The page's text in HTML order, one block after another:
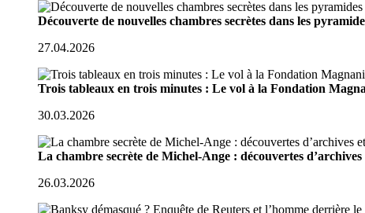
Découverte de nouvelles chambres secrètes dans les
27.04.2026
Trois tableaux en trois minutes : Le vol à la Fondation
30.03.2026
La chambre secrète de Michel-Ange : découvertes
26.03.2026